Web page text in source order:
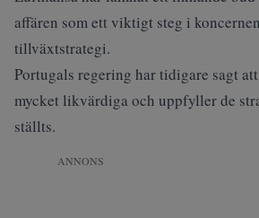
affären som ett viktigt steg i
tillväxtstrategi.
Portugals regering har tidigare sagt
mycket likvärdiga och uppfyller de
ställts.
ANNONS